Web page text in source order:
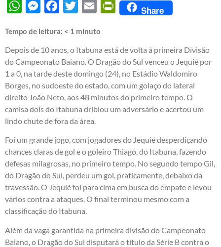
WhatsAppMessengerFacebook
Twitter Email PrintFriendly
Share
Tempo de leitura: < 1 minuto
Depois de 10 anos, o Itabuna está de volta à primeira Divisão
do Campeonato Baiano. O Dragão do Sul venceu o Jequié por
1 a 0, na tarde deste domingo (24), no Estádio Waldomiro
Borges, no sudoeste do estado, com um golaço do lateral
direito João Neto, aos 48 minutos do primeiro tempo. O
camisa dois do Itabuna driblou um adversário e acertou um
lindo chute de fora da área.
Foi um grande jogo, com jogadores do Jequié desperdiçando
chances claras de gol e o goleiro Thiago, do Itabuna, fazendo
defesas milagrosas, no primeiro tempo. No segundo tempo Gil,
do Dragão do Sul, perdeu um gol, praticamente, debaixo da
travessão. O Jequié foi para cima em busca do empate e levou
vários contra a ataques. O final terminou mesmo com a
classificação do Itabuna.
Além da vaga garantida na primeira divisão do Campeonato
Baiano, o Dragão do Sul disputará o título da Série B contra o